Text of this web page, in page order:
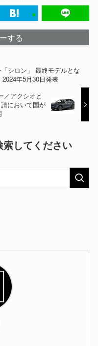
する
シロン」 最終モデルとな
2024年5月30日発表
／アクシオと
において国が
してください